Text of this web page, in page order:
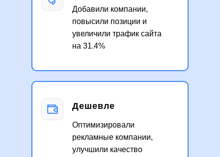
Добавили компании,
повысили позиции и
увеличили трафик сайта
на 31.4%
Дешевле
Оптимизировали
рекламные компании,
улучшили качество